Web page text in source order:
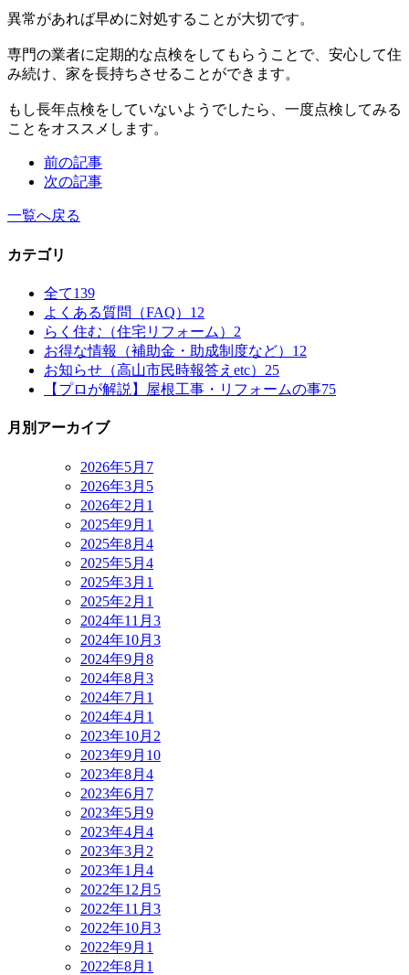
異常があれば早めに対処することが大切です。
専門の業者に定期的な点検をしてもらうことで、安心して住
み続け、家を長持ちさせることができます。
もし長年点検をしていないようでしたら、一度点検してみる
ことをオススメします。
前の記事
次の記事
一覧へ戻る
カテゴリ
全て139
よくある質問（FAQ） 12
らく住む（住宅リフォーム） 2
お得な情報（補助金・助成制度など） 12
お知らせ（高山市民時報答えetc） 25
【プロが解説】屋根工事・リフォームの事75
月別アーカイブ
2026年5月 7
2026年3月 5
2026年2月 1
2025年9月 1
2025年8月 4
2025年5月 4
2025年3月 1
2025年2月 1
2024年11月 3
2024年10月 3
2024年9月 8
2024年8月 3
2024年7月 1
2024年4月 1
2023年10月 2
2023年9月 10
2023年8月 4
2023年6月 7
2023年5月 9
2023年4月 4
2023年3月 2
2023年1月 4
2022年12月 5
2022年11月 3
2022年10月 3
2022年9月 1
2022年8月 1